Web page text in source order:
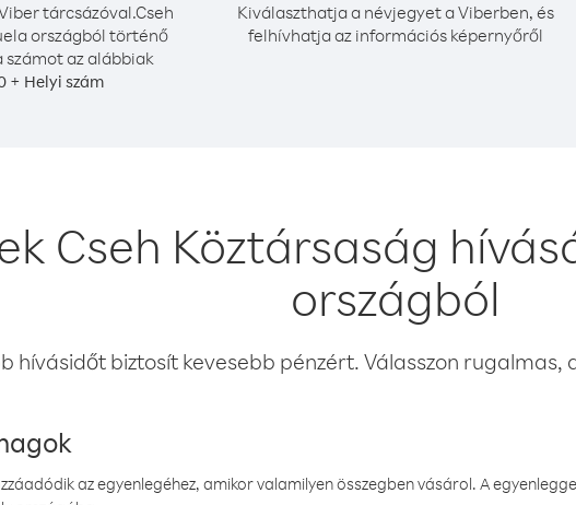
tárcsázóval.Cseh
országból történő
számot az alábbiak
+ Helyi szám
Kiválaszthatja a névjegyet a Viberben, és
felhívhatja az információs képernyőről
Cseh Köztársaság
országból
hívásidőt biztosít kevesebb pénzért. Válasszon rugalmas,
az egyenlegéhez, amikor valamilyen összegben vásárol. A